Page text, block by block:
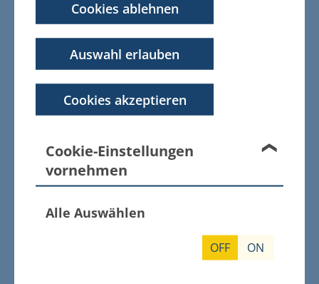
Cookies ablehnen
Auswahl erlauben
Cookies akzeptieren
Cookie-Einstellungen
vornehmen
Alle Auswählen
OFF ON
01.11.2016
Hauptsatzung des Amtes Züssow - 2.
Änderung
weitere Informationen
28.10.2016
Jahresrechnung 2013 Lühmannsdorf
weitere Informationen